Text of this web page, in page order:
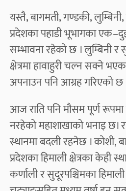
यस्तै, बागमती, गण्डकी,
प्रदेशका पहाडी भूभागका
सम्भावना रहेको छ । लुम्बिनी र
क्षेत्रमा हावाहुरी चल्न सक्ने
अपनाउन पनि आग्रह गरिएको छ
आज राति पनि मौसम पूर्ण
नरहेको महाशाखाको भनाइ छ।
स्थानमा बदली रहनेछ । कोशी,
प्रदेशका हिमाली क्षेत्रका केही
कर्णाली र सुदूरपश्चिमका